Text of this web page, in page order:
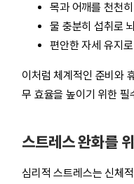
목과 어깨를 천천
물 충분히 섭취로
편안한 자세 유지
이처럼 체계적인 준비와
무 효율을 높이기 위한 필
스트레스 완화를
심리적 스트레스는 신체